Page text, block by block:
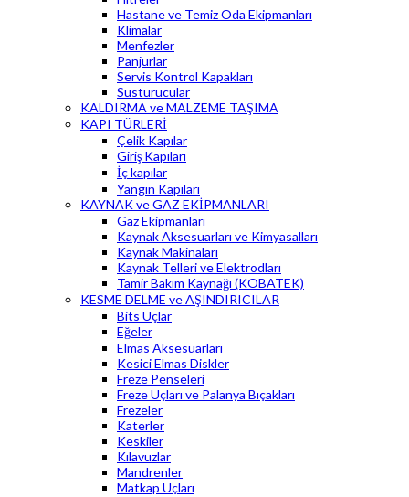
Hastane ve Temiz Oda Ekipmanları
Klimalar
Menfezler
Panjurlar
Servis Kontrol Kapakları
Susturucular
KALDIRMA ve MALZEME TAŞIMA
KAPI TÜRLERİ
Çelik Kapılar
Giriş Kapıları
İç kapılar
Yangın Kapıları
KAYNAK ve GAZ EKİPMANLARI
Gaz Ekipmanları
Kaynak Aksesuarları ve Kimyasalları
Kaynak Makinaları
Kaynak Telleri ve Elektrodları
Tamir Bakım Kaynağı (KOBATEK)
KESME DELME ve AŞINDIRICILAR
Bits Uçlar
Eğeler
Elmas Aksesuarları
Kesici Elmas Diskler
Freze Penseleri
Freze Uçları ve Palanya Bıçakları
Frezeler
Katerler
Keskiler
Kılavuzlar
Mandrenler
Matkap Uçları